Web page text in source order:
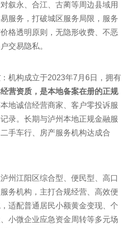
叙永、合江、古蔺等周边县域用
服务，打破城区服务局限，服务
格透明原则，无隐形收费、不恶
交易隐私。
：机构成立于2023年7月6日，拥有
营资质，是本地备案在册的正规
地诚信经营商家、客户零投诉服
录。长期与泸州本地正规金融服
手车行、房产服务机构达成合
泸州江阳区综合型、便民型、高口
务机构，主打合规经营、高效便
适配普通居民小额黄金变现、个
小微企业应急资金周转等多元场